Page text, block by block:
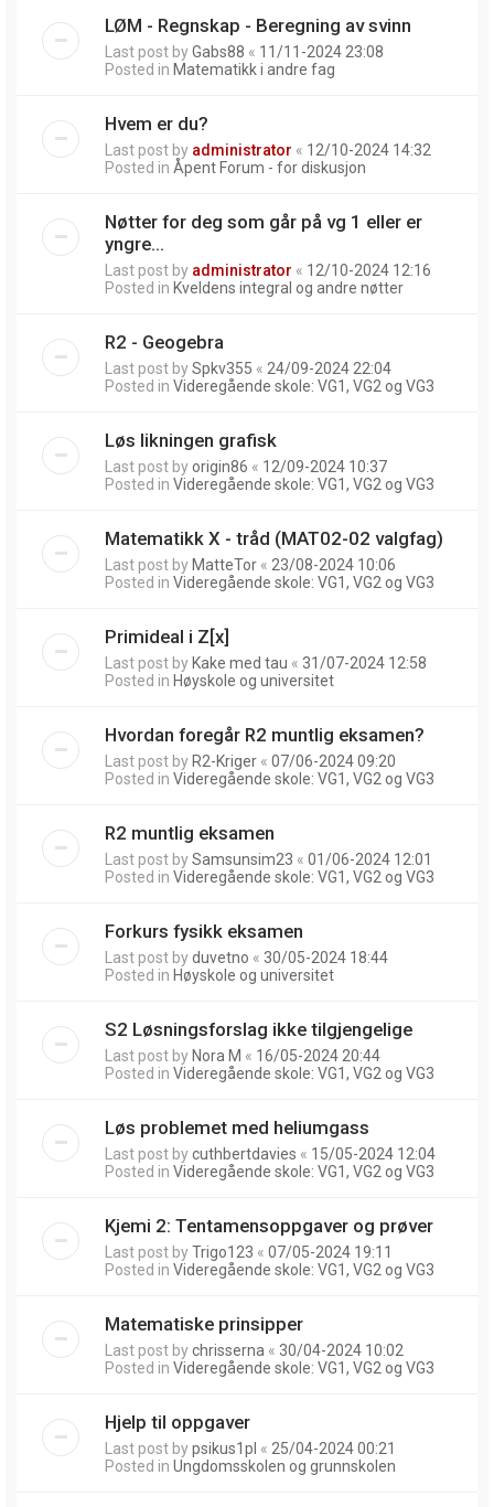
LØM - Regnskap - Beregning av svinn
Last post byGabs88 « 11/11-2024 23:08
Posted in Matematikk i andre fag
Hvem er du?
Last post by administrator « 12/10-2024 14:32
Posted in Åpent Forum - for diskusjon
Nøtter for deg som går på vg 1 eller er
yngre...
Last post by administrator « 12/10-2024 12:16
Posted in Kveldens integral og andre nøtter
R2 - Geogebra
Last post bySpkv355 « 24/09-2024 22:04
Posted in Videregående skole: VG1, VG2 og VG3
Løs likningen grafisk
Last post byorigin86 « 12/09-2024 10:37
Posted in Videregående skole: VG1, VG2 og VG3
Matematikk X - tråd (MAT02-02 valgfag)
Last post by MatteTor « 23/08-2024 10:06
Posted in Videregående skole: VG1, VG2 og VG3
Primideal i Z[x]
Last post by Kake med tau « 31/07-2024 12:58
Posted in Høyskole og universitet
Hvordan foregår R2 muntlig eksamen?
Last post by R2-Kriger « 07/06-2024 09:20
Posted in Videregående skole: VG1, VG2 og VG3
R2 muntlig eksamen
Last post bySamsunsim23 « 01/06-2024 12:01
Posted in Videregående skole: VG1, VG2 og VG3
Forkurs fysikk eksamen
Last post byduvetno « 30/05-2024 18:44
Posted in Høyskole og universitet
S2 Løsningsforslag ikke tilgjengelige
Last post by Nora M « 16/05-2024 20:44
Posted in Videregående skole: VG1, VG2 og VG3
Løs problemet med heliumgass
Last post bycuthbertdavies « 15/05-2024 12:04
Posted in Videregående skole: VG1, VG2 og VG3
Kjemi 2: Tentamensoppgaver og prøver
Last post byTrigo123 « 07/05-2024 19:11
Posted in Videregående skole: VG1, VG2 og VG3
Matematiske prinsipper
Last post bychrisserna « 30/04-2024 10:02
Posted in Videregående skole: VG1, VG2 og VG3
Hjelp til oppgaver
Last post bypsikus1pl « 25/04-2024 00:21
Posted in Ungdomsskolen og grunnskolen